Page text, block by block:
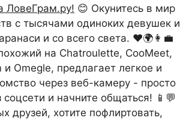
ЛовеГрам.ру! 😊 Окунитесь в мир
с тысячами одиноких девушек и
и со всего света. ❤️🌍👩‍💼
на Chatroulette, CooMeet,
и Omegle, предлагает легкое и
через веб-камеру - просто
соцсети и начните общаться! 📱💬
друзей, хотите пофлиртовать,